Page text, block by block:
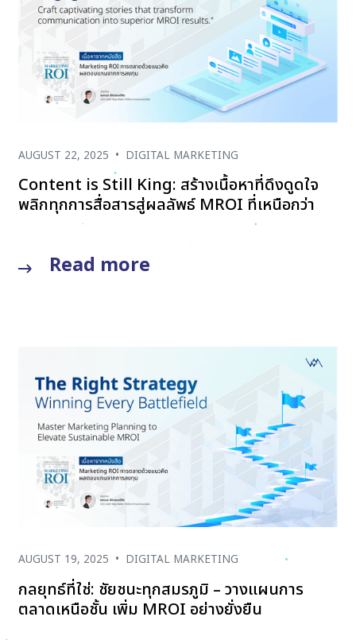
AUGUST 22, 2025 • DIGITAL MARKETING
Content is Still King: สร้างเนื้อหาที่ดึงดูดใจ
พลิกทุกการสื่อสารสู่ผลลัพธ์ MROI ที่เหนือกว่า
Read more
AUGUST 19, 2025 • DIGITAL MARKETING
กลยุทธ์ที่ใช่: ชัยชนะทุกสมรภูมิ – วางแผนการ
ตลาดเหนือชั้น เพิ่ม MROI อย่างยั่งยืน